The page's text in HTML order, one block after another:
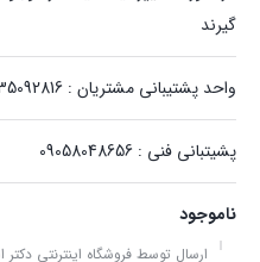
گیرند
واحد پشتیبانی مشتریان : 05135092816 - 09157153791
پشیتبانی فنی : 09058048656
ناموجود
ارسال توسط فروشگاه اینترنتی دکتر